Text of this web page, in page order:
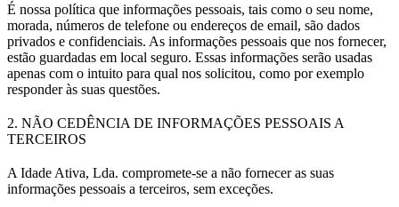
É nossa política que informações pessoais, tais como o seu nome,
morada, números de telefone ou endereços de email, são dados
privados e confidenciais. As informações pessoais que nos fornecer,
estão guardadas em local seguro. Essas informações serão usadas
apenas com o intuito para qual nos solicitou, como por exemplo
responder às suas questões.
2. NÃO CEDÊNCIA DE INFORMAÇÕES PESSOAIS A
TERCEIROS
A Idade Ativa, Lda. compromete-se a não fornecer as suas
informações pessoais a terceiros, sem exceções.